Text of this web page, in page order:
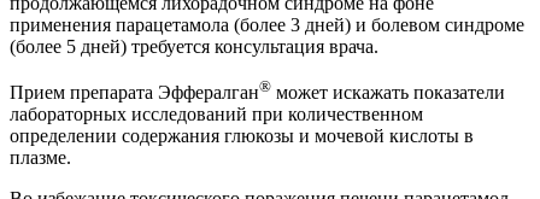
применения парацетамола (более 3 дней) и болевом синдроме
(более 5 дней) требуется консультация врача.
Прием препарата Эффералган® может искажать показатели
лабораторных исследований при количественном
определении содержания глюкозы и мочевой кислоты в
плазме.